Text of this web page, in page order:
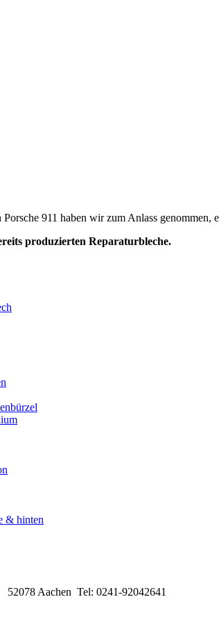
911 haben wir zum Anlass genommen,
produzierten Reparaturbleche.
& hinten
Aachen Tel: 0241-92042641